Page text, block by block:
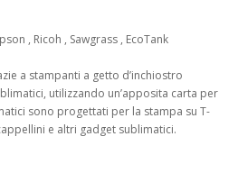
, Ricoh , Sawgrass , EcoTank
a stampanti a getto d’inchiostro
utilizzando un’apposita carta per
sono progettati per la stampa su T-
e altri gadget sublimatici.